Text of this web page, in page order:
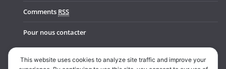
Comments RSS
Pour nous contacter
This website uses cookies to analyze site traffic and improve your